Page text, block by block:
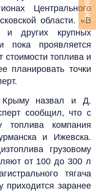
Центрального
области. «В
и других крупных
пока проявляется
стоимости топлива и
планировать точки
Крыму назвал и Д.
сообщил, что с
топлива компания
и Ижевска.
грузовому
от 100 до 300 л
тягача
приходится заранее